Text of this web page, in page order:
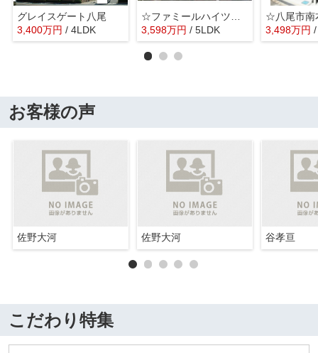
グレイスゲート八尾
3,400万円 / 4LDK
☆ファミールハイツ八尾A棟
3,598万円 / 5LDK 3,498万円
お客様の声
佐野大河 佐野大河 谷孝亘
こだわり特集